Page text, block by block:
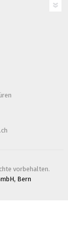
vorbehalten.
Bern